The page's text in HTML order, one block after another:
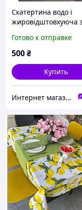
Скатертина водо і
жировідштовхуюча
100*150, синя
Готово к отправке
500₴
Купить
Интернет магазин Уютный дом/Затишна домівка